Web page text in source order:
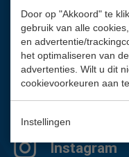
Door op "Akkoord" te
gebruik van alle
en advertentie/
het optimaliseren van
advertenties. Wilt u dit
cookievoorkeuren aan
Instellingen
010 - 2 888 000
Contactpagina
Facebook
LinkedIn
Youtube
Instagram